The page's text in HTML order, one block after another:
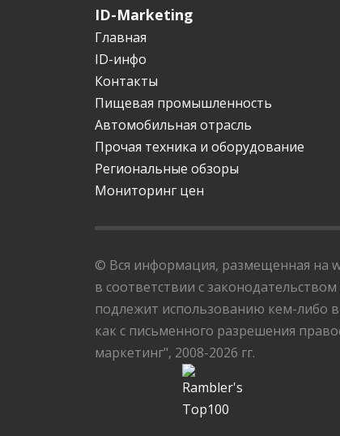
ID-Marketing
Главная
ID-инфо
Контакты
Пищевая промышленность
Автомобильная отрасль
Прочая техника и оборудование
Региональные обзоры
Мониторинг цен
© Вся информация, размещенная на
в соответствии с
подлежит использованию кем-либо
как с письменного разрешения
маркетинг", 2008-2026 гг.